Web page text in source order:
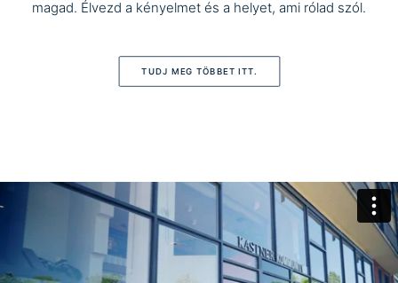
magad. Élvezd a kényelmet és a helyet, ami rólad szól.
TUDJ MEG TÖBBET ITT.